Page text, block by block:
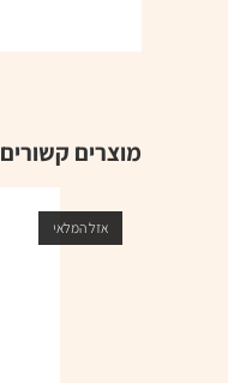
מוצרים קשורים
אזל המלאי